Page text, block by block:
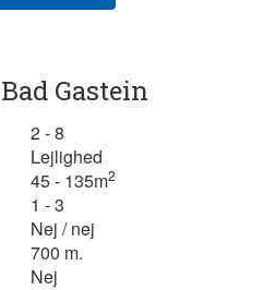
Gastein
2 - 8
Lejlighed
45 - 135m2
1 - 3
Nej / nej
700 m.
Nej